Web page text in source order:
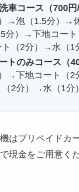
車コース（700円
→泡（1.5分）→
分）→下地コー
（2分）→水（1
トのみコース（
→下地コート（2
2分）→水（1分）
はプリペイドカ
現金をご用意くだ